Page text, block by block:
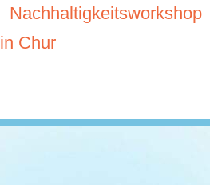
Nachhaltigkeitsworkshop
in Chur